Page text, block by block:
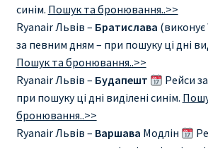
синім. Пошук та бронювання..>>
Ryanair Львів – Братислава (виконує
за певним дням – при пошуку ці дні
Пошук та бронювання..>>
Ryanair Львів – Будапешт
Рейси
при пошуку ці дні виділені синім.
бронювання..>>
Ryanair Львів – Варшава Модлін